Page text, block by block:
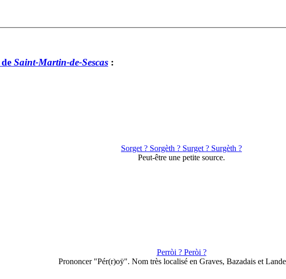
Saint-Martin-de-Sescas :
Sorget ? Sorgèth ? Surget ? Surgèth ?
Peut-être une petite source.
Perròi ? Peròi ?
Prononcer "Pér(r)oÿ". Nom très localisé en Graves, Bazadais et